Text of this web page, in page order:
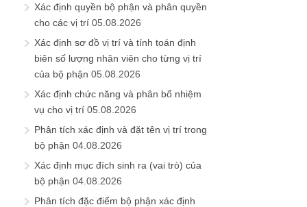
Xác định quyền bộ phận và phân quyền
cho các vị trí 05.08.2026
Xác định sơ đồ vị trí và tính toán định
biên số lượng nhân viên cho từng vị trí
của bộ phận 05.08.2026
Xác định chức năng và phân bổ nhiệm
vụ cho vị trí 05.08.2026
Phân tích xác định và đặt tên vị trí trong
bộ phận 04.08.2026
Xác định mục đích sinh ra (vai trò) của
bộ phận 04.08.2026
Phân tích đặc điểm bộ phận xác định